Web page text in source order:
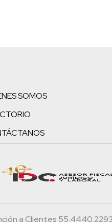
SOMOS
a Clientes 55.4440.2293